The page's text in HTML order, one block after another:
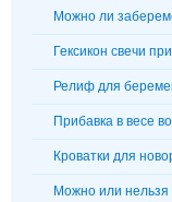
Можно ли
Гексикон свечи
Релиф для
Прибавка в весе
Кроватки для
Можно или